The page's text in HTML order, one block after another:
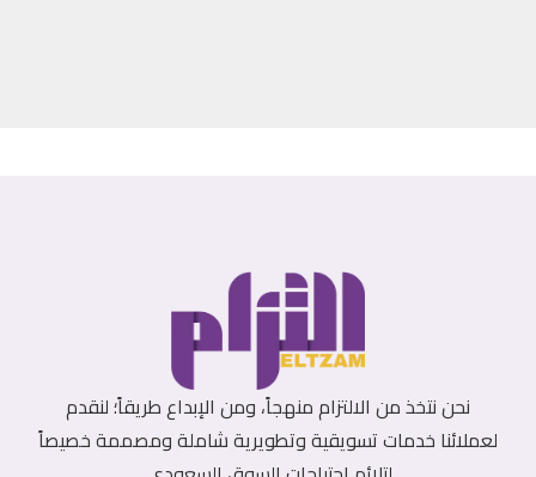
نحن نتخذ من الالتزام منهجاً، ومن الإبداع طريقاً؛ لنقدم
لعملائنا خدمات تسويقية وتطويرية شاملة ومصممة خصيصاً